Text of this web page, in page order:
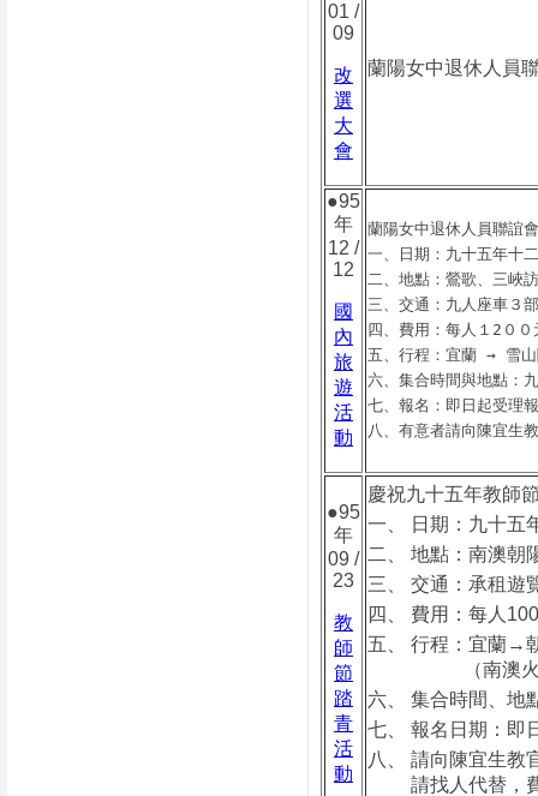
01 /
09
改
選
大
會
蘭陽女中退休人員
●95
年
12 /
12
國
內
旅
遊
活
動
蘭陽女中退休人員聯誼
一、日期：九十五年十
二、地點：鶯歌、三峽
三、交通：九人座車３
四、費用：每人１2０
五、行程：宜蘭 → 雪
六、集合時間與地點：
七、報名：即日起受理
八、有意者請向陳宜生
●95
年
09 /
23
教
師
節
踏
青
活
動
慶祝九十五年教師
一、 日期：九十五
二、 地點：南澳朝
三、 交通：承租遊
四、 費用：每人
五、 行程：宜蘭→
（南澳火車站
六、 集合時間、地
七、 報名日期：即
八、 請向陳宜生教
請找人代替，費